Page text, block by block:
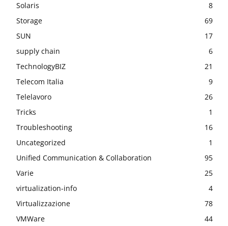
Solaris
8
Storage
69
SUN
17
supply chain
6
TechnologyBIZ
21
Telecom Italia
9
Telelavoro
26
Tricks
1
Troubleshooting
16
Uncategorized
1
Unified Communication & Collaboration
95
Varie
25
virtualization-info
4
Virtualizzazione
78
VMWare
44